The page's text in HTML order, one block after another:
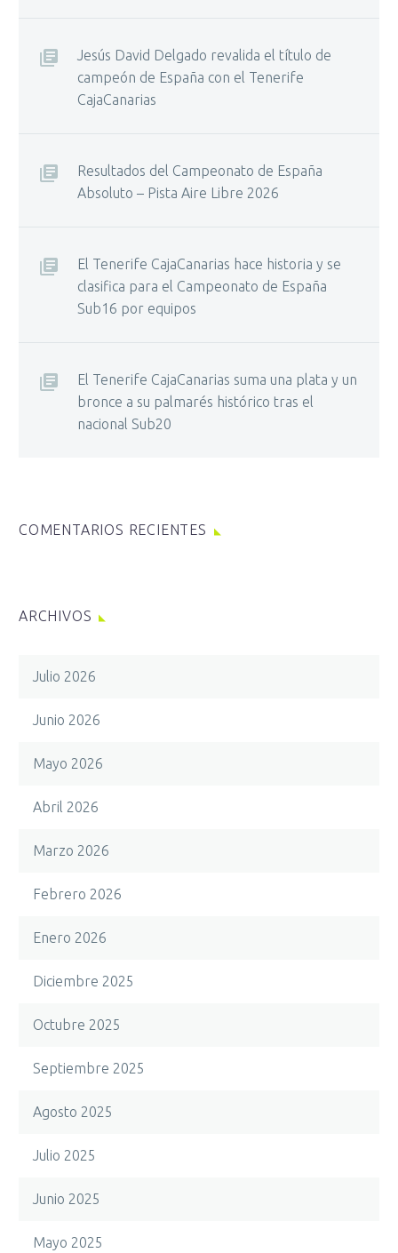
Jesús David Delgado revalida el título de
campeón de España con el Tenerife
CajaCanarias
Resultados del Campeonato de España
Absoluto – Pista Aire Libre 2026
El Tenerife CajaCanarias hace historia y se
clasifica para el Campeonato de España
Sub16 por equipos
El Tenerife CajaCanarias suma una plata y un
bronce a su palmarés histórico tras el
nacional Sub20
COMENTARIOS RECIENTES
ARCHIVOS
Julio 2026
Junio 2026
Mayo 2026
Abril 2026
Marzo 2026
Febrero 2026
Enero 2026
Diciembre 2025
Octubre 2025
Septiembre 2025
Agosto 2025
Julio 2025
Junio 2025
Mayo 2025